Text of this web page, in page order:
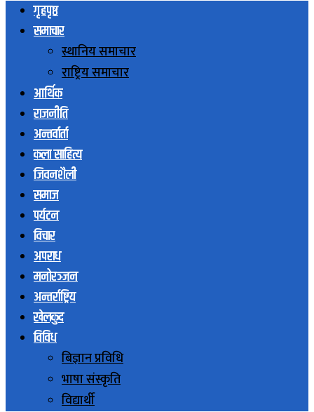
गृहपृष्ठ
समाचार
स्थानिय समाचार
राष्ट्रिय समाचार
आर्थिक
राजनीति
अन्तर्वार्ता
कला साहित्य
जिवनशैली
समाज
पर्यटन
विचार
अपराध
मनोरञ्जन
अन्तर्राष्ट्रिय
खेलकुद
विविध
बिज्ञान प्रविधि
भाषा संस्कृति
विद्यार्थी